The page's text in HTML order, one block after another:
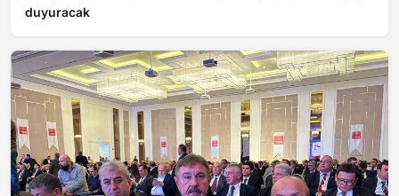
duyuracak